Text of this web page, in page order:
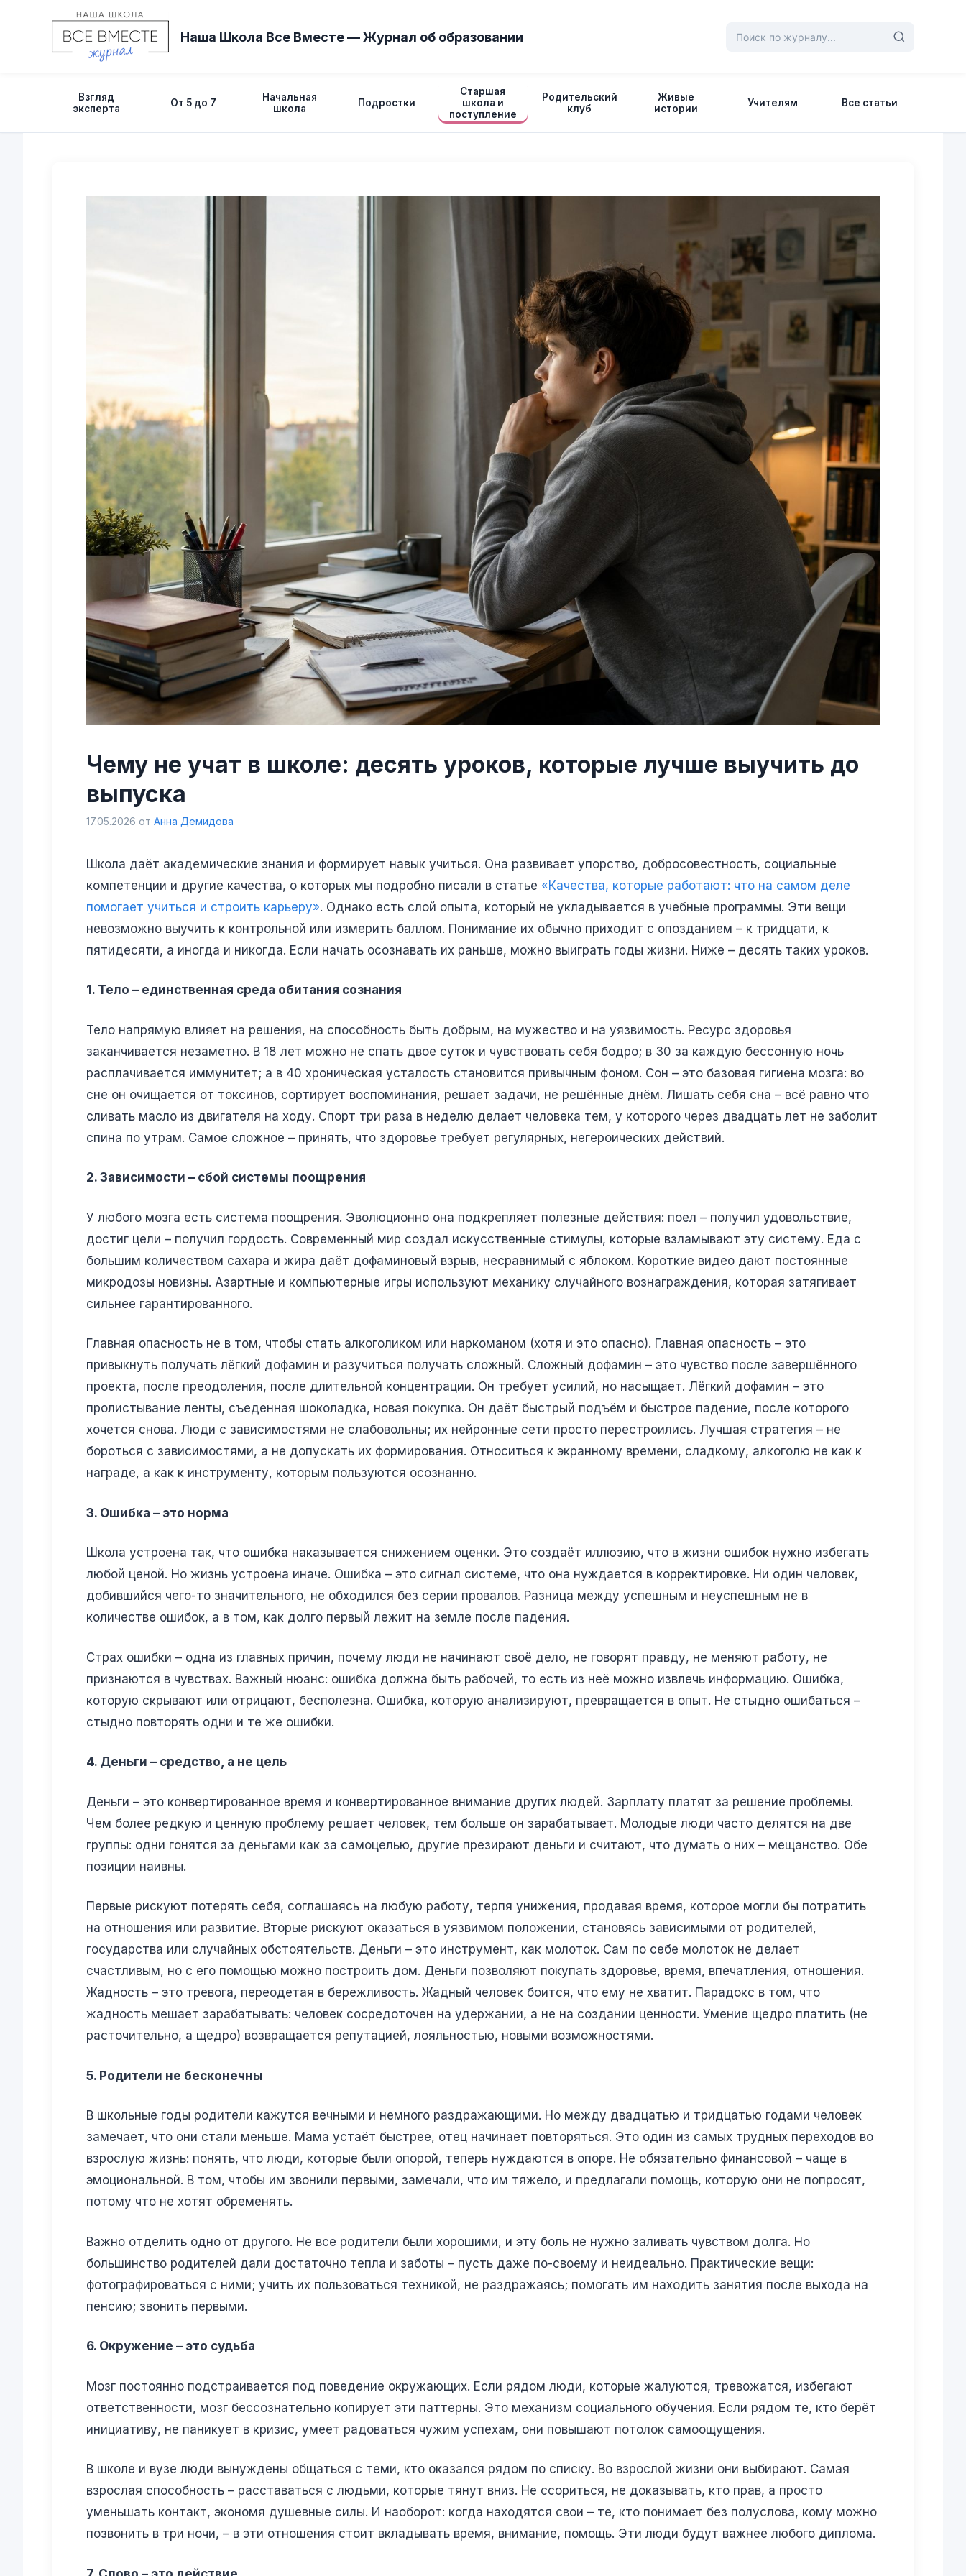
содержимому
Наша Школа Все Вместе — Журнал об образовании
Взгляд
эксперта
От 5 до 7
Начальная
школа
Подростки
Старшая
школа и
поступление
Родительский
клуб
Живые
истории
Учителям Все статьи
Чему не учат в школе: десять уроков, которые лучше выучить до
выпуска
17.05.2026 от Анна Демидова
Школа даёт академические знания и формирует навык учиться. Она развивает упорство, добросовестность, социальные
компетенции и другие качества, о которых мы подробно писали в статье «Качества, которые работают: что на самом деле
помогает учиться и строить карьеру». Однако есть слой опыта, который не укладывается в учебные программы. Эти вещи
невозможно выучить к контрольной или измерить баллом. Понимание их обычно приходит с опозданием – к тридцати, к
пятидесяти, а иногда и никогда. Если начать осознавать их раньше, можно выиграть годы жизни. Ниже – десять таких уроков.
1. Тело – единственная среда обитания сознания
Тело напрямую влияет на решения, на способность быть добрым, на мужество и на уязвимость. Ресурс здоровья
заканчивается незаметно. В 18 лет можно не спать двое суток и чувствовать себя бодро; в 30 за каждую бессонную ночь
расплачивается иммунитет; а в 40 хроническая усталость становится привычным фоном. Сон – это базовая гигиена мозга: во
сне он очищается от токсинов, сортирует воспоминания, решает задачи, не решённые днём. Лишать себя сна – всё равно что
сливать масло из двигателя на ходу. Спорт три раза в неделю делает человека тем, у которого через двадцать лет не заболит
спина по утрам. Самое сложное – принять, что здоровье требует регулярных, негероических действий.
2. Зависимости – сбой системы поощрения
У любого мозга есть система поощрения. Эволюционно она подкрепляет полезные действия: поел – получил удовольствие,
достиг цели – получил гордость. Современный мир создал искусственные стимулы, которые взламывают эту систему. Еда с
большим количеством сахара и жира даёт дофаминовый взрыв, несравнимый с яблоком. Короткие видео дают постоянные
микродозы новизны. Азартные и компьютерные игры используют механику случайного вознаграждения, которая затягивает
сильнее гарантированного.
Главная опасность не в том, чтобы стать алкоголиком или наркоманом (хотя и это опасно). Главная опасность – это
привыкнуть получать лёгкий дофамин и разучиться получать сложный. Сложный дофамин – это чувство после завершённого
проекта, после преодоления, после длительной концентрации. Он требует усилий, но насыщает. Лёгкий дофамин – это
пролистывание ленты, съеденная шоколадка, новая покупка. Он даёт быстрый подъём и быстрое падение, после которого
хочется снова. Люди с зависимостями не слабовольны; их нейронные сети просто перестроились. Лучшая стратегия – не
бороться с зависимостями, а не допускать их формирования. Относиться к экранному времени, сладкому, алкоголю не как к
награде, а как к инструменту, которым пользуются осознанно.
3. Ошибка – это норма
Школа устроена так, что ошибка наказывается снижением оценки. Это создаёт иллюзию, что в жизни ошибок нужно избегать
любой ценой. Но жизнь устроена иначе. Ошибка – это сигнал системе, что она нуждается в корректировке. Ни один человек,
добившийся чего-то значительного, не обходился без серии провалов. Разница между успешным и неуспешным не в
количестве ошибок, а в том, как долго первый лежит на земле после падения.
Страх ошибки – одна из главных причин, почему люди не начинают своё дело, не говорят правду, не меняют работу, не
признаются в чувствах. Важный нюанс: ошибка должна быть рабочей, то есть из неё можно извлечь информацию. Ошибка,
которую скрывают или отрицают, бесполезна. Ошибка, которую анализируют, превращается в опыт. Не стыдно ошибаться –
стыдно повторять одни и те же ошибки.
4. Деньги – средство, а не цель
Деньги – это конвертированное время и конвертированное внимание других людей. Зарплату платят за решение проблемы.
Чем более редкую и ценную проблему решает человек, тем больше он зарабатывает. Молодые люди часто делятся на две
группы: одни гонятся за деньгами как за самоцелью, другие презирают деньги и считают, что думать о них – мещанство. Обе
позиции наивны.
Первые рискуют потерять себя, соглашаясь на любую работу, терпя унижения, продавая время, которое могли бы потратить
на отношения или развитие. Вторые рискуют оказаться в уязвимом положении, становясь зависимыми от родителей,
государства или случайных обстоятельств. Деньги – это инструмент, как молоток. Сам по себе молоток не делает
счастливым, но с его помощью можно построить дом. Деньги позволяют покупать здоровье, время, впечатления, отношения.
Жадность – это тревога, переодетая в бережливость. Жадный человек боится, что ему не хватит. Парадокс в том, что
жадность мешает зарабатывать: человек сосредоточен на удержании, а не на создании ценности. Умение щедро платить (не
расточительно, а щедро) возвращается репутацией, лояльностью, новыми возможностями.
5. Родители не бесконечны
В школьные годы родители кажутся вечными и немного раздражающими. Но между двадцатью и тридцатью годами человек
замечает, что они стали меньше. Мама устаёт быстрее, отец начинает повторяться. Это один из самых трудных переходов во
взрослую жизнь: понять, что люди, которые были опорой, теперь нуждаются в опоре. Не обязательно финансовой – чаще в
эмоциональной. В том, чтобы им звонили первыми, замечали, что им тяжело, и предлагали помощь, которую они не попросят,
потому что не хотят обременять.
Важно отделить одно от другого. Не все родители были хорошими, и эту боль не нужно заливать чувством долга. Но
большинство родителей дали достаточно тепла и заботы – пусть даже по-своему и неидеально. Практические вещи:
фотографироваться с ними; учить их пользоваться техникой, не раздражаясь; помогать им находить занятия после выхода на
пенсию; звонить первыми.
6. Окружение – это судьба
Мозг постоянно подстраивается под поведение окружающих. Если рядом люди, которые жалуются, тревожатся, избегают
ответственности, мозг бессознательно копирует эти паттерны. Это механизм социального обучения. Если рядом те, кто берёт
инициативу, не паникует в кризис, умеет радоваться чужим успехам, они повышают потолок самоощущения.
В школе и вузе люди вынуждены общаться с теми, кто оказался рядом по списку. Во взрослой жизни они выбирают. Самая
взрослая способность – расставаться с людьми, которые тянут вниз. Не ссориться, не доказывать, кто прав, а просто
уменьшать контакт, экономя душевные силы. И наоборот: когда находятся свои – те, кто понимает без полуслова, кому можно
позвонить в три ночи, – в эти отношения стоит вкладывать время, внимание, помощь. Эти люди будут важнее любого диплома.